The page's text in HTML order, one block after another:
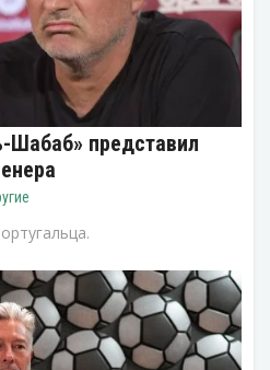
представил